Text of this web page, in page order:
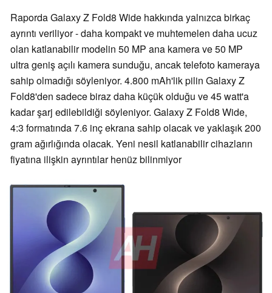
Raporda Galaxy Z Fold8 Wide hakkında yalnızca birkaç
ayrıntı veriliyor - daha kompakt ve muhtemelen daha ucuz
olan katlanabilir modelin 50 MP ana kamera ve 50 MP
ultra geniş açılı kamera sunduğu, ancak telefoto kameraya
sahip olmadığı söyleniyor. 4.800 mAh'lik pilin Galaxy Z
Fold8'den sadece biraz daha küçük olduğu ve 45 watt'a
kadar şarj edilebildiği söyleniyor. Galaxy Z Fold8 Wide,
4:3 formatında 7.6 inç ekrana sahip olacak ve yaklaşık 200
gram ağırlığında olacak. Yeni nesil katlanabilir cihazların
fiyatına ilişkin ayrıntılar henüz bilinmiyor